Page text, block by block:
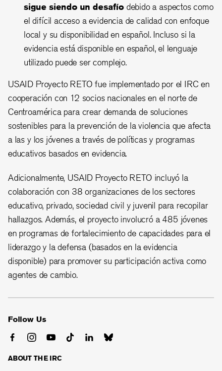
sigue siendo un desafíodebido a aspectos como
el difícil acceso a evidencia de calidad con enfoque
local y su disponibilidad en español. Incluso si la
evidencia está disponible en español, el lenguaje
utilizado puede ser complejo.
USAID Proyecto RETO fue implementado por el IRC en
cooperación con 12 socios nacionales en el norte de
Centroamérica para crear demanda de soluciones
sostenibles para la prevención de la violencia que afecta
a las y los jóvenes a través de políticas y programas
educativos basados en evidencia.
Adicionalmente, USAID Proyecto RETO incluyó la
colaboración con 38 organizaciones de los sectores
educativo, privado, sociedad civil y juvenil para recopilar
hallazgos. Además, el proyecto involucró a 485 jóvenes
en programas de fortalecimiento de capacidades para el
liderazgo y la defensa (basados en la evidencia
disponible) para promover su participación activa como
agentes de cambio.
Follow Us
ABOUT THE IRC